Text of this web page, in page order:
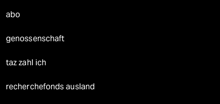
abo
genossenschaft
taz zahl ich
recherchefonds ausland